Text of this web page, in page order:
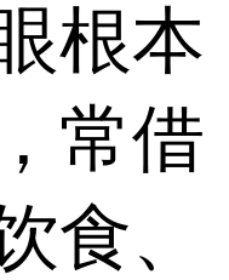
根本
常借
食、